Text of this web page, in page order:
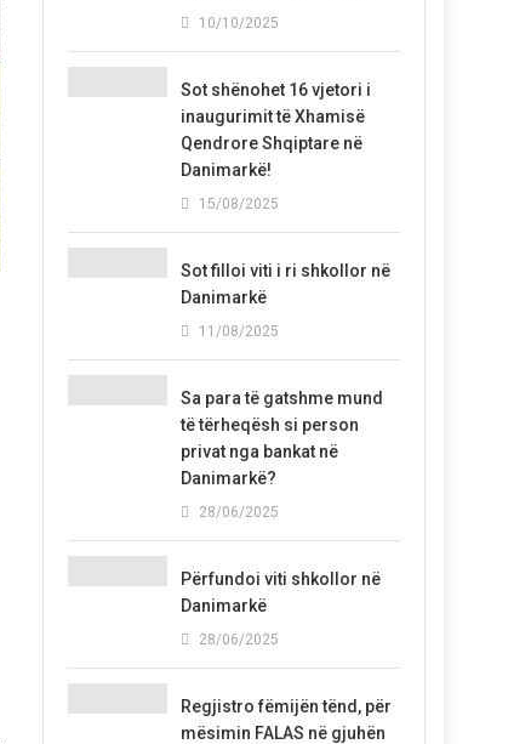
10/10/2025
Sot shënohet 16 vjetori i
inaugurimit të Xhamisë
Qendrore Shqiptare në
Danimarkë!
15/08/2025
Sot filloi viti i ri shkollor në
Danimarkë
11/08/2025
Sa para të gatshme mund
të tërheqësh si person
privat nga bankat në
Danimarkë?
28/06/2025
Përfundoi viti shkollor në
Danimarkë
28/06/2025
Regjistro fëmijën tënd, për
mësimin FALAS në gjuhën